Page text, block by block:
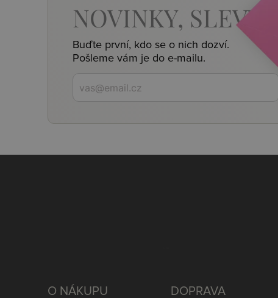
NOVINKY, SLEVY,
Buďte první, kdo se o nich dozví.
Pošleme vám je do e-mailu.
O NÁKUPU DOPRAVA